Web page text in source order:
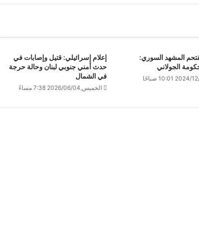
تقتحم المشهد السوري:
الجولاني
إعلام إسرائيلي: قتيل وإصابات في
حدث أمني جنوبي لبنان وحالة حرجة
في الشمال
الخميس,2026/06/04 7:38 مساءً